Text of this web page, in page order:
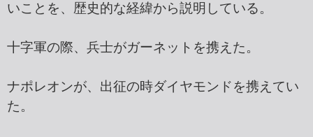
いことを、歴史的な経緯から説明している。
十字軍の際、兵士がガーネットを携えた。
ナポレオンが、出征の時ダイヤモンドを携えてい
た。